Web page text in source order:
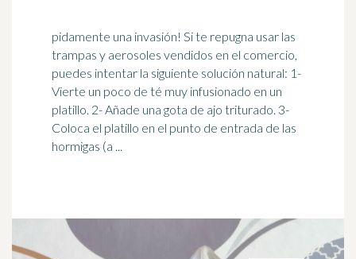
pidamente una invasión! Si te repugna usar las
trampas y aerosoles vendidos en el comercio,
puedes intentar la siguiente solución natural: 1-
Vierte un poco de té muy infusionado en un
platillo. 2- Añade una gota de ajo triturado. 3-
Coloca el platillo en el punto de entrada de las
hormigas (a ...